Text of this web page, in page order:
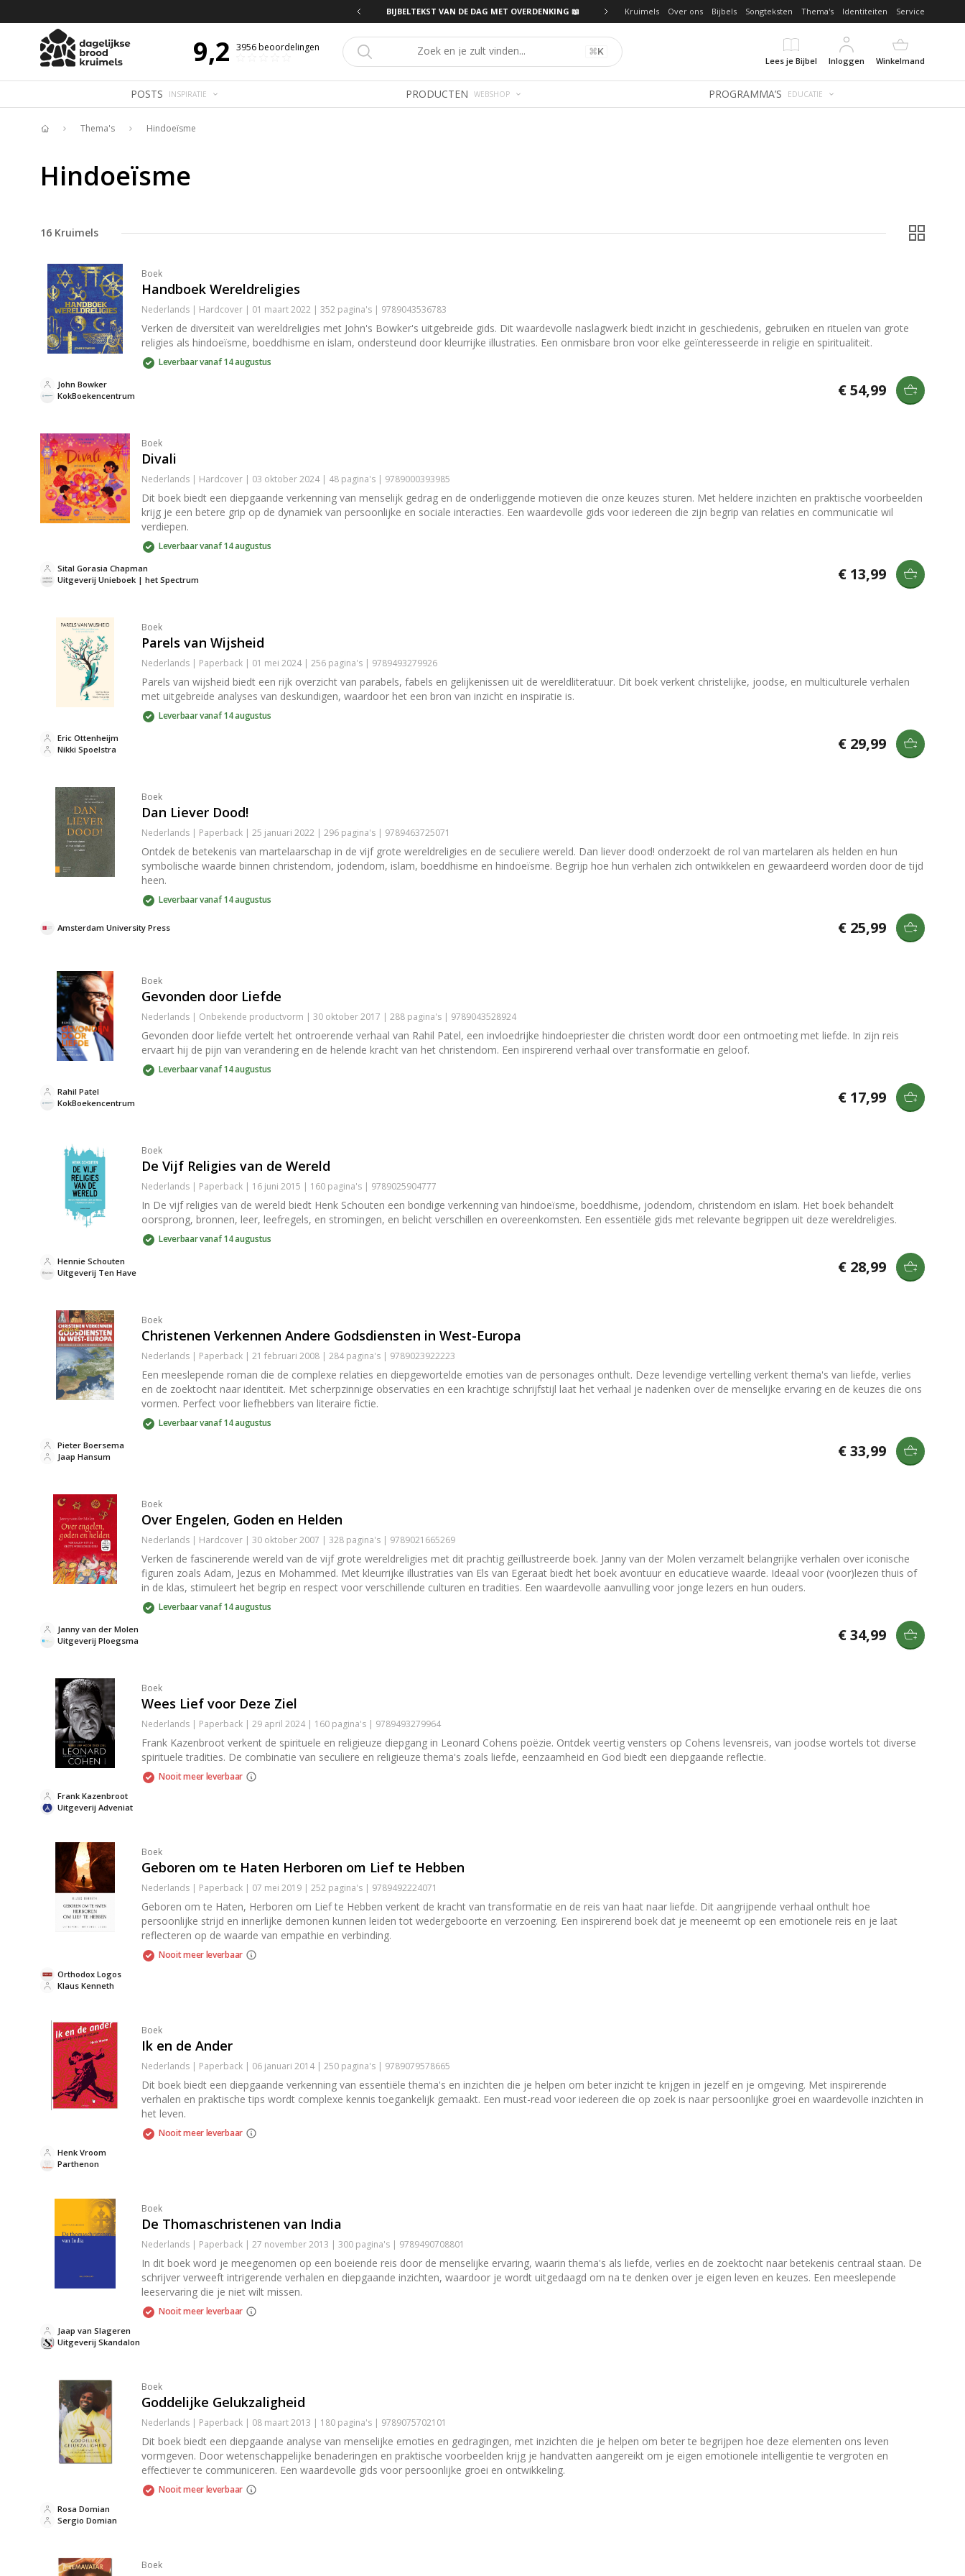
BIJBELTEKST VAN DE DAG MET OVERDENKING 📖 Kruimels Over ons Bijbels Songteksten Thema's Identiteiten Service
9,2 3956beoordelingen ⌘K
Lees je Bijbel
Inloggen Winkelmand
POSTS INSPIRATIE PRODUCTEN WEBSHOP PROGRAMMA’S EDUCATIE
Thema's Hindoeïsme
Hindoeïsme
16 Kruimels
Boek
Handboek Wereldreligies
Nederlands | Hardcover | 01 maart 2022 | 352 pagina's | 9789043536783
Verken de diversiteit van wereldreligies met John's Bowker's uitgebreide gids. Dit waardevolle naslagwerk biedt inzicht in geschiedenis, gebruiken en rituelen van grote
religies als hindoeïsme, boeddhisme en islam, ondersteund door kleurrijke illustraties. Een onmisbare bron voor elke geïnteresseerde in religie en spiritualiteit.
Leverbaar vanaf 14 augustus
KokBoekencentrum
John Bowker € 54,99
Boek
Divali
Nederlands | Hardcover | 03 oktober 2024 | 48 pagina's | 9789000393985
Dit boek biedt een diepgaande verkenning van menselijk gedrag en de onderliggende motieven die onze keuzes sturen. Met heldere inzichten en praktische voorbeelden
krijg je een betere grip op de dynamiek van persoonlijke en sociale interacties. Een waardevolle gids voor iedereen die zijn begrip van relaties en communicatie wil
verdiepen.
Leverbaar vanaf 14 augustus
Uitgeverij Unieboek | het Spectrum
Sital Gorasia Chapman € 13,99
Boek
Parels van Wijsheid
Nederlands | Paperback | 01 mei 2024 | 256 pagina's | 9789493279926
Parels van wijsheid biedt een rijk overzicht van parabels, fabels en gelijkenissen uit de wereldliteratuur. Dit boek verkent christelijke, joodse, en multiculturele verhalen
met uitgebreide analyses van deskundigen, waardoor het een bron van inzicht en inspiratie is.
Leverbaar vanaf 14 augustus
Nikki Spoelstra
Eric Ottenheijm € 29,99
Boek
Dan Liever Dood!
Nederlands | Paperback | 25 januari 2022 | 296 pagina's | 9789463725071
Ontdek de betekenis van martelaarschap in de vijf grote wereldreligies en de seculiere wereld. Dan liever dood! onderzoekt de rol van martelaren als helden en hun
symbolische waarde binnen christendom, jodendom, islam, boeddhisme en hindoeïsme. Begrijp hoe hun verhalen zich ontwikkelen en gewaardeerd worden door de tijd
heen.
Leverbaar vanaf 14 augustus
Amsterdam University Press € 25,99
Boek
Gevonden door Liefde
Nederlands | Onbekende productvorm | 30 oktober 2017 | 288 pagina's | 9789043528924
Gevonden door liefde vertelt het ontroerende verhaal van Rahil Patel, een invloedrijke hindoepriester die christen wordt door een ontmoeting met liefde. In zijn reis
ervaart hij de pijn van verandering en de helende kracht van het christendom. Een inspirerend verhaal over transformatie en geloof.
Leverbaar vanaf 14 augustus
KokBoekencentrum
Rahil Patel € 17,99
Boek
De Vijf Religies van de Wereld
Nederlands | Paperback | 16 juni 2015 | 160 pagina's | 9789025904777
In De vijf religies van de wereld biedt Henk Schouten een bondige verkenning van hindoeïsme, boeddhisme, jodendom, christendom en islam. Het boek behandelt
oorsprong, bronnen, leer, leefregels, en stromingen, en belicht verschillen en overeenkomsten. Een essentiële gids met relevante begrippen uit deze wereldreligies.
Leverbaar vanaf 14 augustus
Uitgeverij Ten Have
Hennie Schouten € 28,99
Boek
Christenen Verkennen Andere Godsdiensten in West-Europa
Nederlands | Paperback | 21 februari 2008 | 284 pagina's | 9789023922223
Een meeslepende roman die de complexe relaties en diepgewortelde emoties van de personages onthult. Deze levendige vertelling verkent thema's van liefde, verlies
en de zoektocht naar identiteit. Met scherpzinnige observaties en een krachtige schrijfstijl laat het verhaal je nadenken over de menselijke ervaring en de keuzes die ons
vormen. Perfect voor liefhebbers van literaire fictie.
Leverbaar vanaf 14 augustus
Jaap Hansum
Pieter Boersema € 33,99
Boek
Over Engelen, Goden en Helden
Nederlands | Hardcover | 30 oktober 2007 | 328 pagina's | 9789021665269
Verken de fascinerende wereld van de vijf grote wereldreligies met dit prachtig geïllustreerde boek. Janny van der Molen verzamelt belangrijke verhalen over iconische
figuren zoals Adam, Jezus en Mohammed. Met kleurrijke illustraties van Els van Egeraat biedt het boek avontuur en educatieve waarde. Ideaal voor (voor)lezen thuis of
in de klas, stimuleert het begrip en respect voor verschillende culturen en tradities. Een waardevolle aanvulling voor jonge lezers en hun ouders.
Leverbaar vanaf 14 augustus
Uitgeverij Ploegsma
Janny van der Molen € 34,99
Boek
Wees Lief voor Deze Ziel
Nederlands | Paperback | 29 april 2024 | 160 pagina's | 9789493279964
Frank Kazenbroot verkent de spirituele en religieuze diepgang in Leonard Cohens poëzie. Ontdek veertig vensters op Cohens levensreis, van joodse wortels tot diverse
spirituele tradities. De combinatie van seculiere en religieuze thema's zoals liefde, eenzaamheid en God biedt een diepgaande reflectie.
Nooit meer leverbaar
Uitgeverij Adveniat
Frank Kazenbroot
Boek
Geboren om te Haten Herboren om Lief te Hebben
Nederlands | Paperback | 07 mei 2019 | 252 pagina's | 9789492224071
Geboren om te Haten, Herboren om Lief te Hebben verkent de kracht van transformatie en de reis van haat naar liefde. Dit aangrijpende verhaal onthult hoe
persoonlijke strijd en innerlijke demonen kunnen leiden tot wedergeboorte en verzoening. Een inspirerend boek dat je meeneemt op een emotionele reis en je laat
reflecteren op de waarde van empathie en verbinding.
Nooit meer leverbaar
Klaus Kenneth
Orthodox Logos
Boek
Ik en de Ander
Nederlands | Paperback | 06 januari 2014 | 250 pagina's | 9789079578665
Dit boek biedt een diepgaande verkenning van essentiële thema's en inzichten die je helpen om beter inzicht te krijgen in jezelf en je omgeving. Met inspirerende
verhalen en praktische tips wordt complexe kennis toegankelijk gemaakt. Een must-read voor iedereen die op zoek is naar persoonlijke groei en waardevolle inzichten in
het leven.
Nooit meer leverbaar
Parthenon
Henk Vroom
Boek
De Thomaschristenen van India
Nederlands | Paperback | 27 november 2013 | 300 pagina's | 9789490708801
In dit boek word je meegenomen op een boeiende reis door de menselijke ervaring, waarin thema's als liefde, verlies en de zoektocht naar betekenis centraal staan. De
schrijver verweeft intrigerende verhalen en diepgaande inzichten, waardoor je wordt uitgedaagd om na te denken over je eigen leven en keuzes. Een meeslepende
leeservaring die je niet wilt missen.
Nooit meer leverbaar
Uitgeverij Skandalon
Jaap van Slageren
Boek
Goddelijke Gelukzaligheid
Nederlands | Paperback | 08 maart 2013 | 180 pagina's | 9789075702101
Dit boek biedt een diepgaande analyse van menselijke emoties en gedragingen, met inzichten die je helpen om beter te begrijpen hoe deze elementen ons leven
vormgeven. Door wetenschappelijke benaderingen en praktische voorbeelden krijg je handvatten aangereikt om je eigen emotionele intelligentie te vergroten en
effectiever te communiceren. Een waardevolle gids voor persoonlijke groei en ontwikkeling.
Nooit meer leverbaar
Sergio Domian
Rosa Domian
Boek